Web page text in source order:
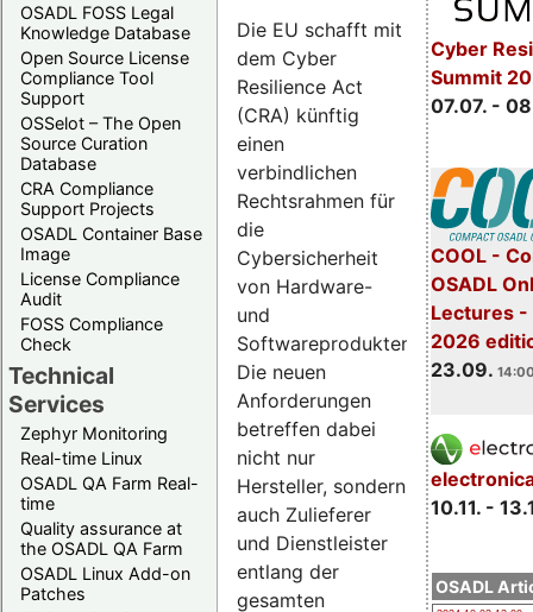
OSADL FOSS Legal
Knowledge Database
Open Source License
Compliance Tool
Support
OSSelot – The Open
Source Curation
Database
CRA Compliance
Support Projects
OSADL Container Base
Image
License Compliance
Audit
FOSS Compliance
Check
Technical
Services
Zephyr Monitoring
Real-time Linux
OSADL QA Farm Real-
time
Quality assurance at
the OSADL QA Farm
OSADL Linux Add-on
Patches
Cyber
Summit
07.07. -
COOL -
OSADL
Lectures -
2026
23.09.
10.11. -
OSADL
Die EU schafft mit
dem Cyber
Resilience Act
(CRA) künftig
einen
verbindlichen
Rechtsrahmen für
die
Cybersicherheit
von Hardware-
und
Softwareprodukten.
Die neuen
Anforderungen
betreffen dabei
nicht nur
Hersteller, sondern
auch Zulieferer
und Dienstleister
entlang der
gesamten